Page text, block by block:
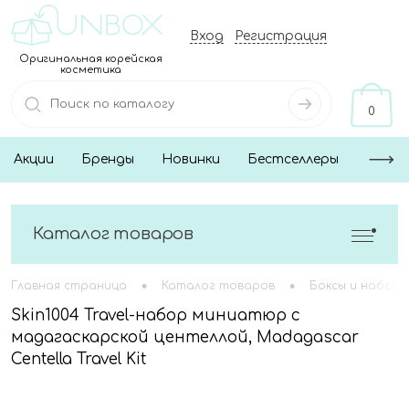
Оригинальная корейская
косметика
Вход Регистрация
0
Акции Бренды Новинки Бестселлеры
Каталог товаров
Главная страница • Каталог товаров • Боксы и наборы
Skin1004 Travel-набор миниатюр с
мадагаскарской центеллой, Madagascar
Centella Travel Kit